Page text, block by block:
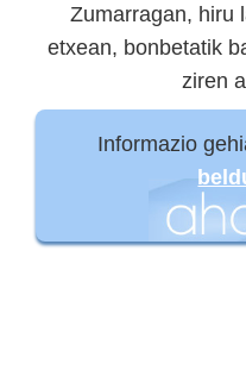
Zumarragan, hiru
etxean, bonbetatik
ziren
Informazio